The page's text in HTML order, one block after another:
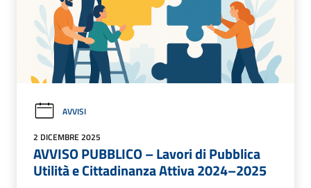
AVVISI
2 DICEMBRE 2025
AVVISO PUBBLICO – Lavori di Pubblica
Utilità e Cittadinanza Attiva 2024–2025